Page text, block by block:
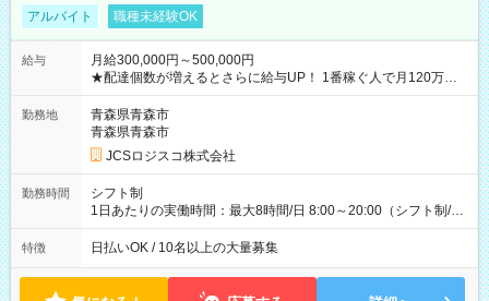
アルバイト 職種未経験OK
給与
月給300,000円～500,000円
★配達個数が増えるとさらに給与UP！ 1番稼ぐ人で月120万ほ
ど！ ・主要都市エリア 月収55万円／週5日稼働 月収65万~112
万円／週6日稼働 ・地方郊外エリア 月収40万円／週5日稼働 月
収40万円~50万円／週6日稼働 ＜モデルイメージ＞ ■月収50万
円 (27歳男性/江東区在住)※元建築関係 1日150個配達×25日勤務
(日休み) ■月収80万円(43歳男性/墨田区在住)※元営業 1日200個
勤務地
青森県青森市
青森県青森市
JCSロジスコ株式会社
勤務時間
シフト制
1日あたりの実働時間：最大8時間/日 8:00～20:00（シフト制/実
働8時間） ※週5日勤務（場所次第では週4も有り） ※配達状況
によって時間外での勤務可能性有り ※案件により多少の前後あ
特徴 日払いOK / 10名以上の大量募集